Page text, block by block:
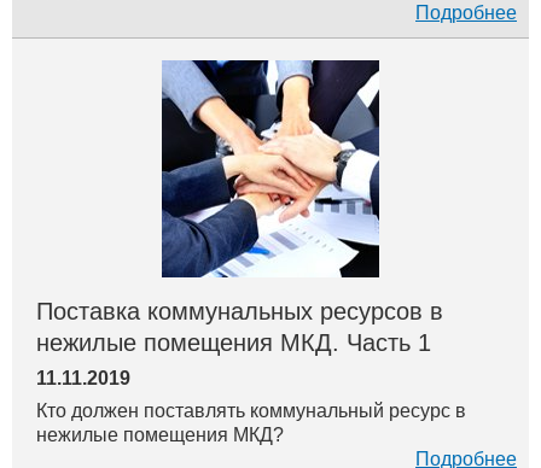
Подробнее
Поставка коммунальных ресурсов в
нежилые помещения МКД. Часть 1
11.11.2019
Кто должен поставлять коммунальный ресурс в
нежилые помещения МКД?
Подробнее